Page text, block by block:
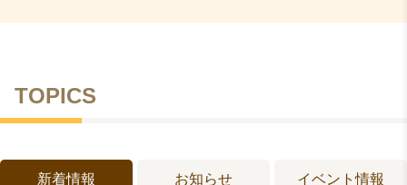
TOPICS
新着情報 お知らせ イベント情報